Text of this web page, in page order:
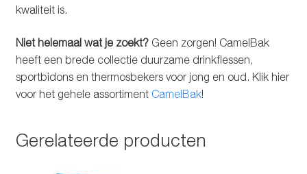
kwaliteit is.
Niet helemaal wat je zoekt? Geen zorgen! CamelBak
heeft een brede collectie duurzame drinkflessen,
sportbidons en thermosbekers voor jong en oud. Klik hier
voor het gehele assortiment CamelBak!
Gerelateerde producten